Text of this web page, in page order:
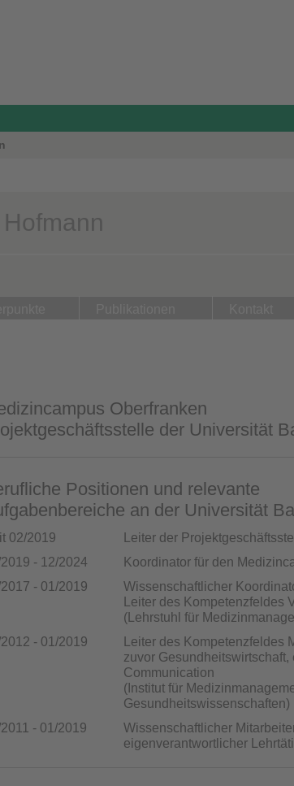
Oberfranken
der Universität
Positionen und relevante
an der Universität
02/2019
Leiter der
- 12/2024
Koordinator für den
- 01/2019
Wissenschaftlicher
Leiter des Kompetenzfeldes
(Lehrstuhl für
- 01/2019
Leiter des Kompetenzfeldes
zuvor
Communication
(Institut für
Gesundheitswissenschaften)
- 01/2019
Wissenschaftlicher
eigenverantwortlicher